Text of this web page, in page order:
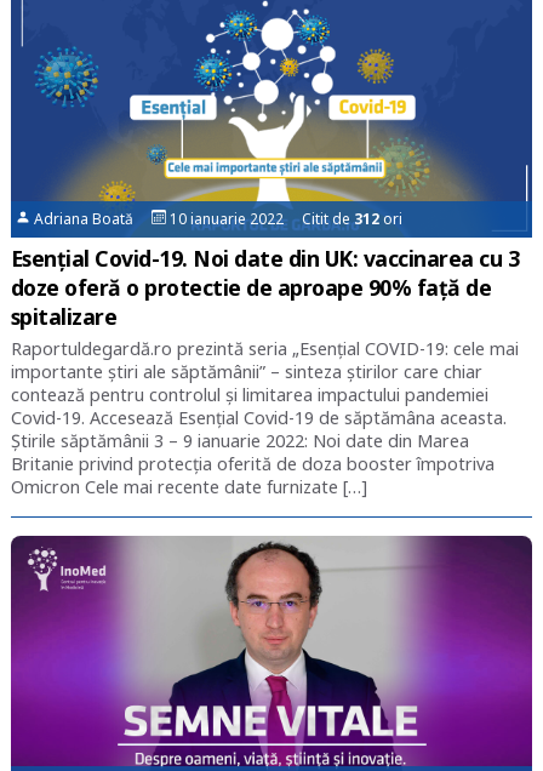
Adriana Boată 10 ianuarie 2022 Citit de312ori
Esențial Covid-19. Noi date din UK: vaccinarea cu 3
doze oferă o protectie de aproape 90% față de
spitalizare
Raportuldegardă.ro prezintă seria „Esențial COVID-19: cele mai
importante știri ale săptămânii” – sinteza știrilor care chiar
contează pentru controlul și limitarea impactului pandemiei
Covid-19. Accesează Esențial Covid-19 de săptămâna aceasta.
Știrile săptămânii 3 – 9 ianuarie 2022: Noi date din Marea
Britanie privind protecția oferită de doza booster împotriva
Omicron Cele mai recente date furnizate […]